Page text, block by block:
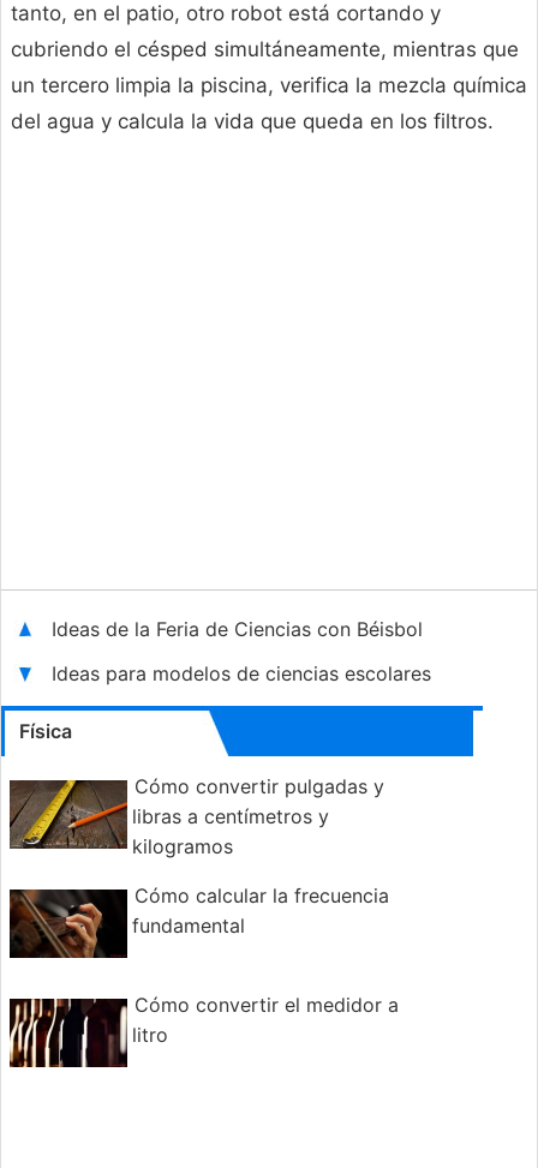
tanto, en el patio, otro robot está cortando y
cubriendo el césped simultáneamente, mientras que
un tercero limpia la piscina, verifica la mezcla química
del agua y calcula la vida que queda en los filtros.
Ideas de la Feria de Ciencias con Béisbol
Ideas para modelos de ciencias escolares
Física
Cómo convertir pulgadas y
libras a centímetros y
kilogramos
Cómo calcular la frecuencia
fundamental
Cómo convertir el medidor a
litro